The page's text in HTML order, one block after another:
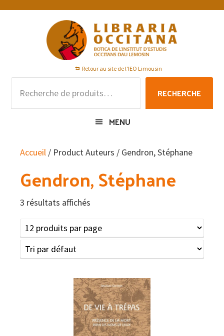
Passer
Passer
Passer
Retour au site de l'IEO Limousin
pour :
RECHERCHE
MENU
Accueil / Product Auteurs / Gendron, Stéphane
Gendron, Stéphane
3 résultats affichés